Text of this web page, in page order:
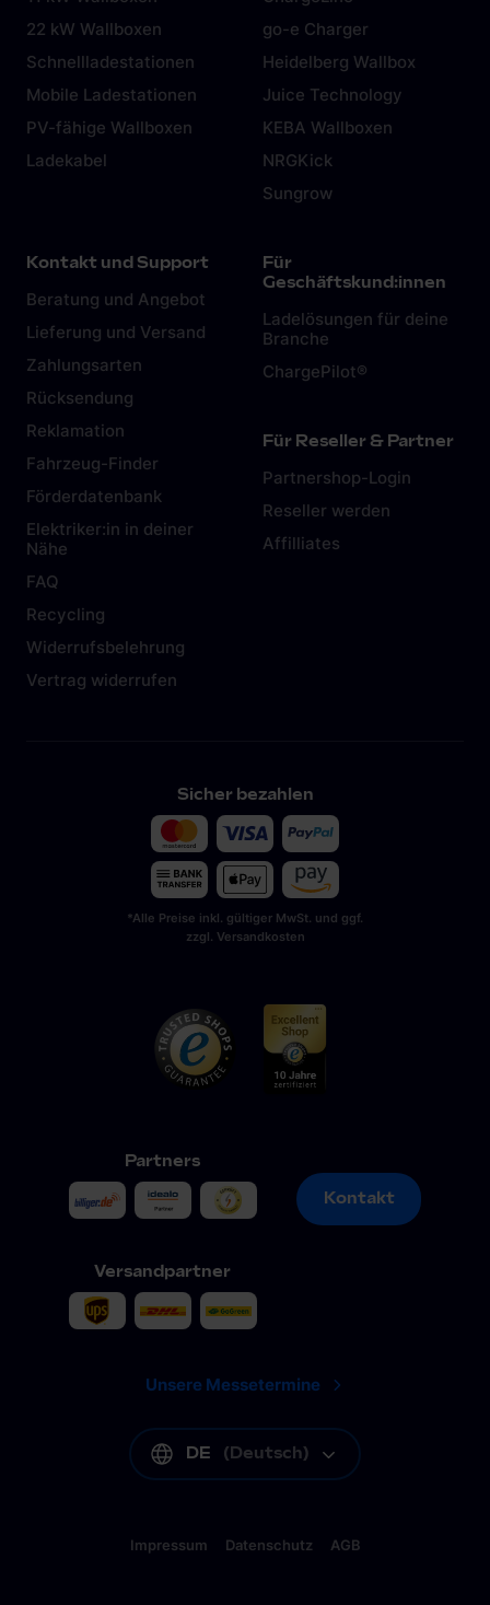
22 kW Wallboxen
Schnellladestationen
Mobile Ladestationen
PV-fähige Wallboxen
Ladekabel
go-e Charger
Heidelberg Wallbox
Juice Technology
KEBA Wallboxen
NRGKick
Sungrow
Kontakt und Support
Beratung und Angebot
Lieferung und Versand
Zahlungsarten
Rücksendung
Reklamation
Fahrzeug-Finder
Förderdatenbank
Elektriker:in in deiner
Nähe
FAQ
Recycling
Widerrufsbelehrung
Vertrag widerrufen
Für
Geschäftskund:innen
Ladelösungen für deine
Branche
ChargePilot®
Für Reseller & Partner
Partnershop-Login
Reseller werden
Affilliates
Sicher bezahlen
*Alle Preise inkl. gültiger MwSt. und ggf.
zzgl. Versandkosten
Partners
Versandpartner
Kontakt
Kontakt
Unsere Messetermine
DE (Deutsch)
Impressum Datenschutz AGB